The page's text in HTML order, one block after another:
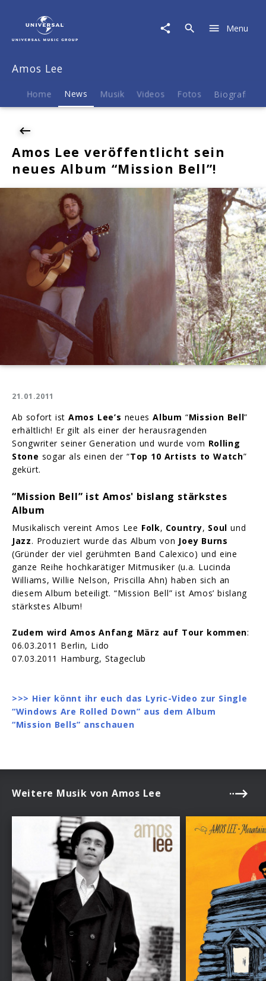
News
Amos
veröffentlicht
sein
Album
Bell"!
Menu
Amos Lee
Home News Musik Videos Fotos Biografie
Amos Lee veröffentlicht sein
neues Album “Mission Bell”!
21.01.2011
Ab sofort istAmos Lee’s neuesAlbum “Mission Bell”
erhältlich! Er gilt als einer der herausragenden
Songwriter seiner Generation und wurde vom Rolling
Stone sogar als einen der “Top 10 Artists to Watch”
gekürt.
“Mission Bell” ist Amos' bislang stärkstes
Album
Musikalisch vereint Amos Lee Folk‚ Country, Soul und
Jazz. Produziert wurde das Album von Joey Burns
(Gründer der viel gerühmten Band Calexico) und eine
ganze Reihe hochkarätiger Mitmusiker (u.a. Lucinda
Williams, Willie Nelson, Priscilla Ahn) haben sich an
diesem Album beteiligt. “Mission Bell” ist Amos’ bislang
stärkstes Album!
Zudem wird Amos Anfang März auf Tour kommen:
06.03.2011 Berlin, Lido
07.03.2011 Hamburg, Stageclub
>>> Hier könnt ihr euch das Lyric-Video zur Single
“Windows Are Rolled Down” aus dem Album
“Mission Bells” anschauen
Weitere Musik von Amos Lee